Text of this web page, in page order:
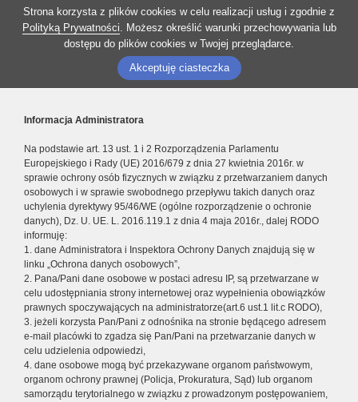
Strona korzysta z plików cookies w celu realizacji usług i zgodnie z
Polityką Prywatności. Możesz określić warunki przechowywania lub
dostępu do plików cookies w Twojej przeglądarce.
Akceptuję ciasteczka
Informacja Administratora
Na podstawie art. 13 ust. 1 i 2 Rozporządzenia Parlamentu
Europejskiego i Rady (UE) 2016/679 z dnia 27 kwietnia 2016r. w
sprawie ochrony osób fizycznych w związku z przetwarzaniem danych
osobowych i w sprawie swobodnego przepływu takich danych oraz
uchylenia dyrektywy 95/46/WE (ogólne rozporządzenie o ochronie
danych), Dz. U. UE. L. 2016.119.1 z dnia 4 maja 2016r., dalej RODO
informuję:
1. dane Administratora i Inspektora Ochrony Danych znajdują się w
linku „Ochrona danych osobowych”,
2. Pana/Pani dane osobowe w postaci adresu IP, są przetwarzane w
celu udostępniania strony internetowej oraz wypełnienia obowiązków
prawnych spoczywających na administratorze(art.6 ust.1 lit.c RODO),
3. jeżeli korzysta Pan/Pani z odnośnika na stronie będącego adresem
e-mail placówki to zgadza się Pan/Pani na przetwarzanie danych w
celu udzielenia odpowiedzi,
4. dane osobowe mogą być przekazywane organom państwowym,
organom ochrony prawnej (Policja, Prokuratura, Sąd) lub organom
samorządu terytorialnego w związku z prowadzonym postępowaniem,